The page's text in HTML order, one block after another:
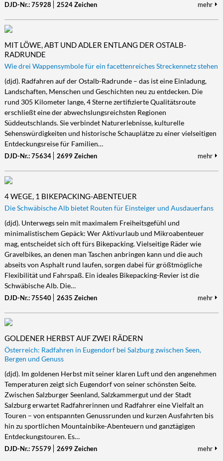
DJD-Nr.: 75928 2524 Zeichen mehr
MIT LÖWE, ABT UND ADLER ENTLANG DER OSTALB-
RADRUNDE
Wie drei Wappensymbole für ein facettenreiches Streckennetz stehen
(djd). Radfahren auf der Ostalb-Radrunde – das ist eine Einladung,
Landschaften, Menschen und Geschichten neu zu entdecken. Die
rund 305 Kilometer lange, 4 Sterne zertifizierte Qualitätsroute
erschließt eine der abwechslungsreichsten Regionen
Süddeutschlands. Sie verbindet Naturerlebnisse, kulturelle
Sehenswürdigkeiten und historische Schauplätze zu einer vielseitigen
Entdeckungsreise für Familien…
DJD-Nr.: 75634 2699 Zeichen mehr
4 WEGE, 1 BIKEPACKING-ABENTEUER
Die Schwäbische Alb bietet Routen für Einsteiger und Ausdauerfans
(djd). Unterwegs sein mit maximalem Freiheitsgefühl und
minimalistischem Gepäck: Wer Aktivurlaub und Mikroabenteuer
mag, entscheidet sich oft fürs Bikepacking. Vielseitige Räder wie
Gravelbikes, an denen man Taschen anbringen kann und die auch
abseits von Asphalt rund laufen, sorgen dabei für größtmögliche
Flexibilität und Fahrspaß. Ein ideales Bikepacking-Revier ist die
Schwäbische Alb. Die…
DJD-Nr.: 75540 2635 Zeichen mehr
GOLDENER HERBST AUF ZWEI RÄDERN
Österreich: Radfahren in Eugendorf bei Salzburg zwischen Seen,
Bergen und Genuss
(djd). Im goldenen Herbst mit seiner klaren Luft und den angenehmen
Temperaturen zeigt sich Eugendorf von seiner schönsten Seite.
Zwischen Salzburger Seenland, Salzkammergut und der Stadt
Salzburg erwartet Radfahrerinnen und Radfahrer eine Vielfalt an
Touren – von entspannten Genussrunden und kurzen Ausfahrten bis
hin zu sportlichen Mountainbike-Abenteuern und ganztägigen
Entdeckungstouren. Es…
DJD-Nr.: 75579 2699 Zeichen mehr